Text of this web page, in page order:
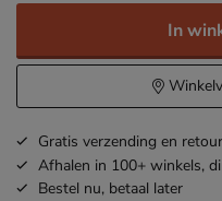
In
Gratis verzending en retour
Afhalen in 100+ winkels,
Bestel nu, betaal later